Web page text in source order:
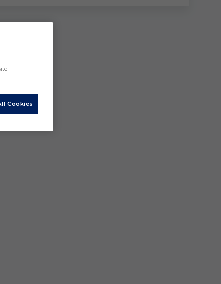
Cookies